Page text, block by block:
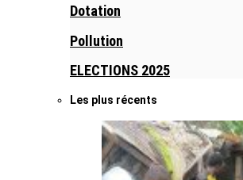
Dotation
Pollution
ELECTIONS 2025
Les plus récents